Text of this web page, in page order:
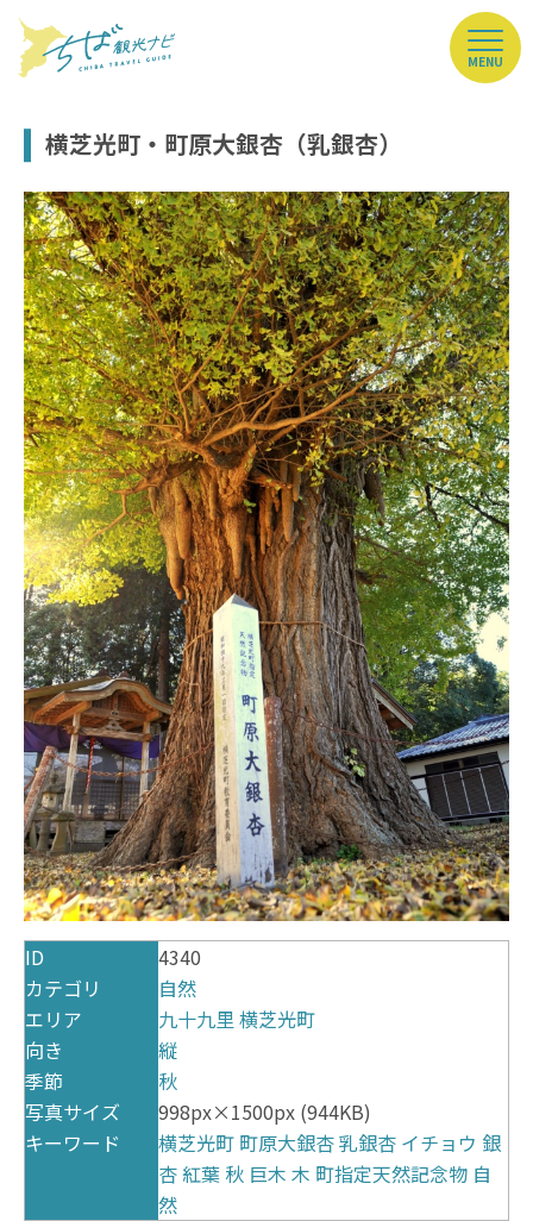
MENU
横芝光町・町原大銀杏（乳銀杏）
ID
4340
カテゴリ
自然
エリア
九十九里 横芝光町
向き
縦
季節
秋
写真サイズ
998px×1500px (944KB)
キーワード
横芝光町 町原大銀杏乳銀杏 イチョウ 銀
杏紅葉 秋 巨木 木 町指定天然記念物 自
然